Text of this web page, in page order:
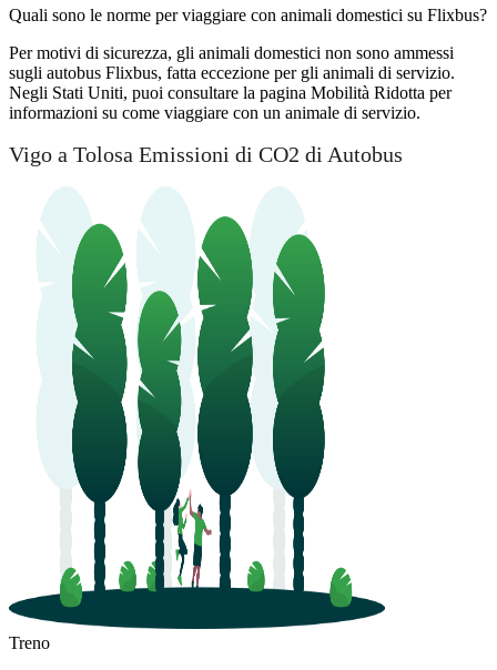
Quali sono le norme per viaggiare con animali domestici su Flixbus?
Per motivi di sicurezza, gli animali domestici non sono ammessi
sugli autobus Flixbus, fatta eccezione per gli animali di servizio.
Negli Stati Uniti, puoi consultare la pagina Mobilità Ridotta per
informazioni su come viaggiare con un animale di servizio.
Vigo a Tolosa Emissioni di CO2 di Autobus
Treno